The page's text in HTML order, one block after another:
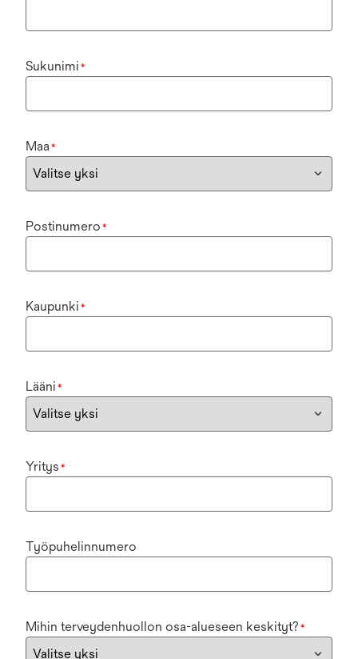
Sukunimi *
Maa *
Postinumero *
Kaupunki *
Lääni *
Yritys *
Työpuhelinnumero
Mihin terveydenhuollon osa-alueseen keskityt? *